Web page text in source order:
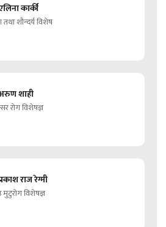
कार्की
तथा शौन्दर्य विशेष
शाही
रोग विशेषज्ञ
राज रेग्मी
मुटुरोग विशेषज्ञ